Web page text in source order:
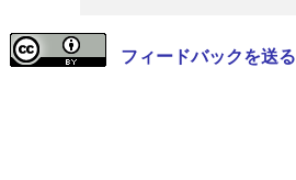
フィードバックを送る